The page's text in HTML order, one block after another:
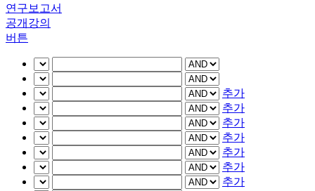
연구보고서
공개강의
버튼
추가
추가
추가
추가
추가
추가
추가